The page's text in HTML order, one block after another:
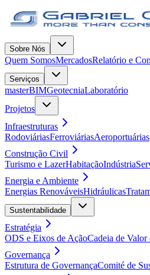
Sobre Nós
Quem SomosMercadosRelatório e
Serviços
masterBIMGeotecniaLaboratório
Projetos
Infraestruturas
RodoviáriasFerroviáriasAeroportuárias
Construção Civil
Turismo e LazerHabitaçãoIndústria
Energia e Ambiente
Energias RenováveisHidráulicas
Sustentabilidade
Estratégia
ODS e Eixos de AçãoCadeia de Valor
Governança
Estrutura de GovernançaComité de